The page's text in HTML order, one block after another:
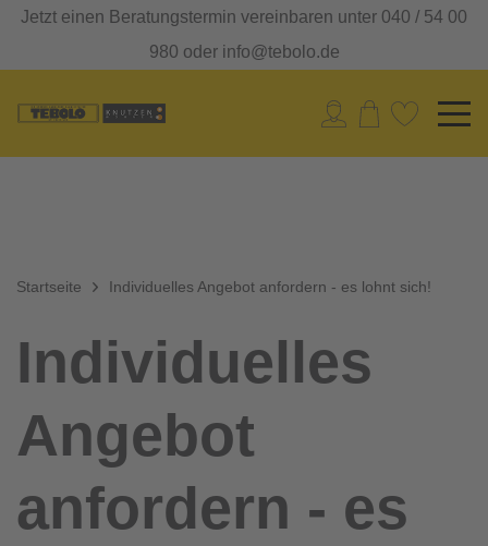
Jetzt einen Beratungstermin vereinbaren unter 040 / 54 00
980 oder info@tebolo.de
Startseite Individuelles Angebot anfordern - es lohnt sich!
Individuelles
Angebot
anfordern - es